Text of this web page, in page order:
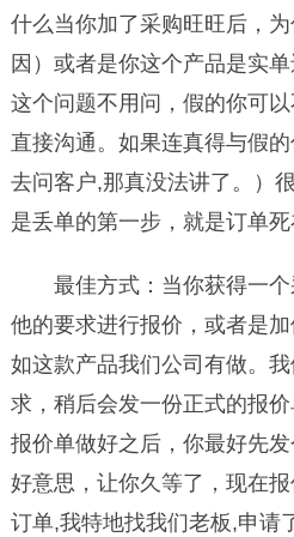
什么当你加了采购旺旺后，
因）或者是你这个产品是实
这个问题不用问，假的你可
直接沟通。如果连真得与假
去问客户,那真没法讲了。）
是丢单的第一步，就是订单死
最佳方式：当你获得一
他的要求进行报价，或者是
如这款产品我们公司有做。
求，稍后会发一份正式的报
报价单做好之后，你最好先
好意思，让你久等了，现在
订单,我特地找我们老板,申请